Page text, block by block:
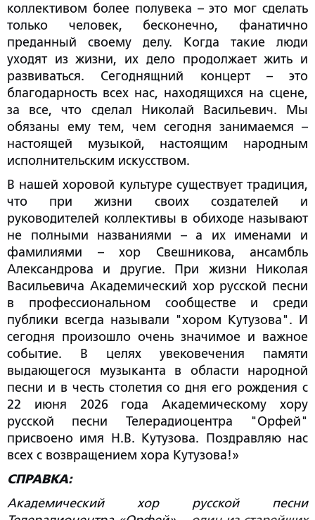
коллективом более полувека – это мог сделать
только человек, бесконечно, фанатично
преданный своему делу. Когда такие люди
уходят из жизни, их дело продолжает жить и
развиваться. Сегоднящний концерт – это
благодарность всех нас, находящихся на сцене,
за все, что сделал Николай Васильевич. Мы
обязаны ему тем, чем сегодня занимаемся –
настоящей музыкой, настоящим народным
исполнительским искусством.
В нашей хоровой культуре существует традиция,
что при жизни своих создателей и
руководителей коллективы в обиходе называют
не полными названиями – а их именами и
фамилиями – хор Свешникова, ансамбль
Александрова и другие. При жизни Николая
Васильевича Академический хор русской песни
в профессиональном сообществе и среди
публики всегда называли "хором Кутузова". И
сегодня произошло очень значимое и важное
событие. В целях увековечения памяти
выдающегося музыканта в области народной
песни и в честь столетия со дня его рождения с
22 июня 2026 года Академическому хору
русской песни Телерадиоцентра "Орфей"
присвоено имя Н.В. Кутузова. Поздравляю нас
всех с возвращением хора Кутузова!»
СПРАВКА:
Академический хор русской песни